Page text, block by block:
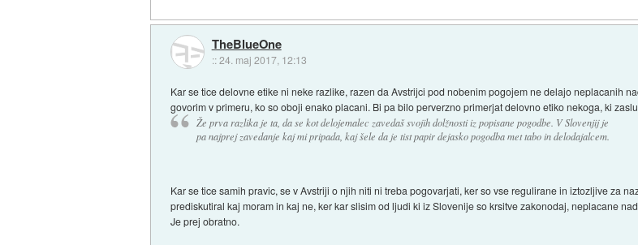
TheBlueOne
::24. maj 2017, 12:13
Kar se tice delovne etike ni neke razlike, razen da Avstrijci pod nobenim pogojem ne delajo neplacanih
govorim v primeru, ko so oboji enako placani. Bi pa bilo perverzno primerjat delovno etiko nekoga, ki
Že prva razlika je ta, da se kot delojemalec zavedaš svojih dolžnosti iz popisane pogodbe. V Slovenjij je
pa najprej zavedanje kaj mi pripada, kaj šele da je tist papir dejasko pogodba met tabo in delodajalcem.
Kar se tice samih pravic, se v Avstriji o njih niti ni treba pogovarjati, ker so vse regulirane in iztozljive za
prediskutiral kaj moram in kaj ne, ker kar slisim od ljudi ki iz Slovenije so krsitve zakonodaj, neplacane
Je prej obratno.